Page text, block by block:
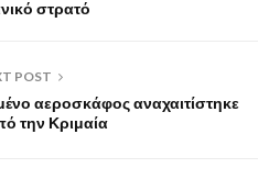
στρατό
POST
αεροσκάφος αναχαιτίστηκε
την Κριμαία